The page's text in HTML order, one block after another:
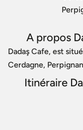
A propos
Dadaş Cafe, est
Cerdagne,
Itinéraire